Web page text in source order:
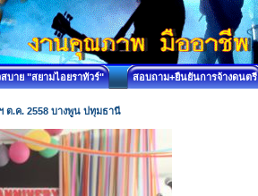
สบาย "สยามไอยราทัวร์" สอบถาม+ยืนยันการจ้างดนตรี
ต.ค. 2558 บางพูน ปทุมธานี